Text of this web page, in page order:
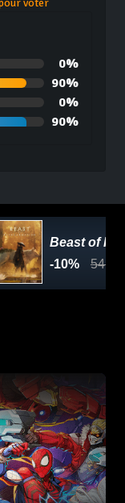
0%
90%
0%
90%